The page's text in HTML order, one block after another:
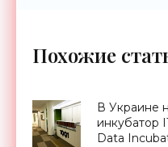
Похожие
В Украине
инкубатор
Data